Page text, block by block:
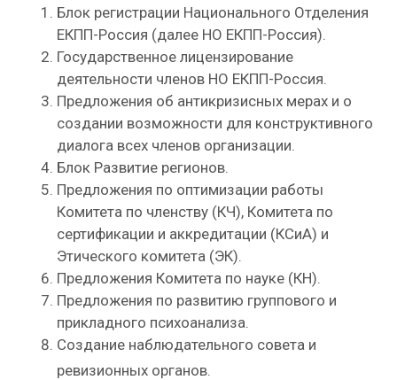
Блок регистрации Национального Отделения
ЕКПП-Россия (далее НО ЕКПП-Россия).
Государственное лицензирование
деятельности членов НО ЕКПП-Россия.
Предложения об антикризисных мерах и о
создании возможности для конструктивного
диалога всех членов организации.
Блок Развитие регионов.
Предложения по оптимизации работы
Комитета по членству (КЧ), Комитета по
сертификации и аккредитации (КСиА) и
Этического комитета (ЭК).
Предложения Комитета по науке (КН).
Предложения по развитию группового и
прикладного психоанализа.
Создание наблюдательного совета и
ревизионных органов.